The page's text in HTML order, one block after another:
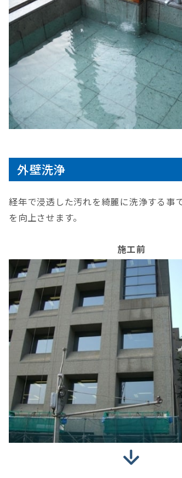
外壁洗浄
経年で浸透した汚れを綺麗に洗浄する事
を向上させます。
施工前